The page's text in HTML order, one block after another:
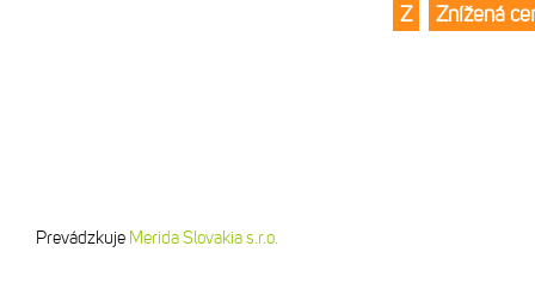
Z
Znížená
Prevádzkuje Merida Slovakia s.r.o.